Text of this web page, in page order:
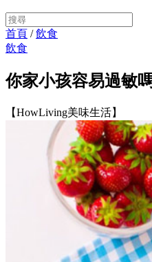
首頁 /飲食
飲食
你家小孩容易過敏
【HowLiving美味生活】